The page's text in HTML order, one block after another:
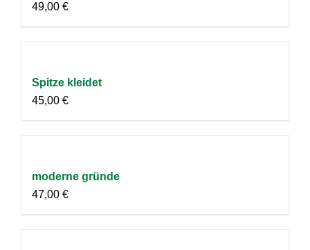
49,00 €
Spitze kleidet
45,00 €
moderne gründe
47,00 €